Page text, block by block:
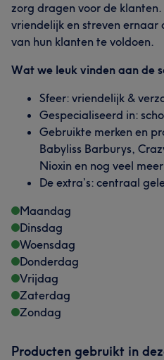
zorg dragen voor de
vriendelijk en streven ernaar
van hun klanten te voldoen.
Wat we leuk vinden aan de
Sfeer: vriendelijk &
Gespecialiseerd in:
Gebruikte merken en
Babyliss Barburys,
Nioxin en nog veel meer
De extra’s: centraal
Maandag
Dinsdag
Woensdag
Donderdag
Vrijdag
Zaterdag
Zondag
Producten gebruikt in